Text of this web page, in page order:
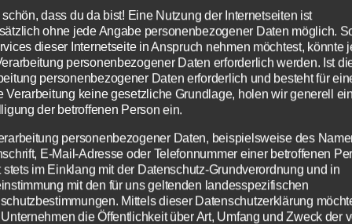
von allen Bäumen des Gartens Eden essen.
Sonst wirst du sterben.
Mensch – aß. Genau von diesemeinen.
aber tut das Ungeheuerliche: Er handelt
Gottes. Und stirbt.
das geschehen?
schön, dass du da bist! Eine Nutzung der Internetseiten ist
ohne jede Angabe personenbezogener Daten möglich.
dieser Internetseite in Anspruch nehmen möchtest, könnte
personenbezogener Daten erforderlich werden. Ist
personenbezogener Daten erforderlich und besteht für
Verarbeitung keine gesetzliche Grundlage, holen wir generell
der betroffenen Person ein.
personenbezogener Daten, beispielsweise des
E-Mail-Adresse oder Telefonnummer einer betroffenen
stets im Einklang mit der Datenschutz-Grundverordnung und in
mit den für uns geltenden landesspezifischen
Mittels dieser Datenschutzerklärung
die Öffentlichkeit über Art, Umfang und Zweck der